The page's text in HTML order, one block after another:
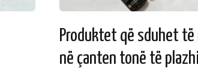
Produktet që sduhet
në çanten tonë të